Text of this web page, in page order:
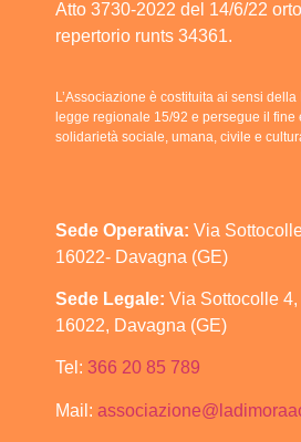
Atto 3730-2022 del 14/6/22
repertorio runts 34361.
L’Associazione è costituita ai sensi
legge regionale 15/92 e persegue il fine
solidarietà sociale, umana, civile e
Sede Operativa: Via
16022- Davagna (GE)
Sede Legale: Via Sottocolle 4,
16022, Davagna (GE)
Tel: 366 20 85 789
Mail: